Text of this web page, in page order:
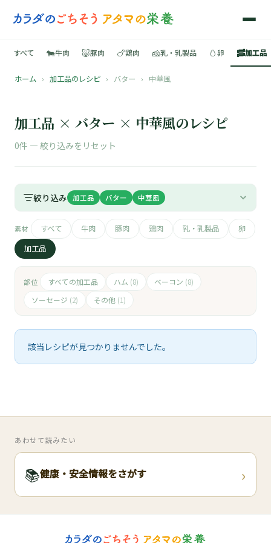
📚
🐄
🐷
🍗
🥓
すべて 🐄牛肉 🐷豚肉 🍗鶏肉 🧀乳・乳製品 🥚卵 🥓加工品
ホーム › 加工品のレシピ › バター › 中華風
加工品 × バター × 中華風のレシピ
0件 — 絞り込みをリセット
絞り込み 加工品 バター 中華風
素材 すべて 牛肉 豚肉 鶏肉 乳・乳製品
卵
加工品
部位 すべての加工品 ハム (8) ベーコン (8)
ソーセージ (2) その他 (1)
該当レシピが見つかりませんでした。
あわせて読みたい
📚健康・安全情報をさがす ›